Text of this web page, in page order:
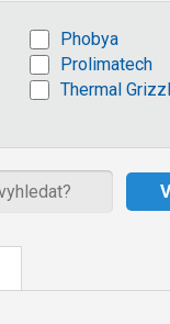
Phobya
Prolimatech
Thermal